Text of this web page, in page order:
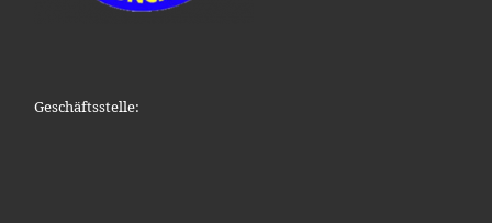
Geschäftsstelle: